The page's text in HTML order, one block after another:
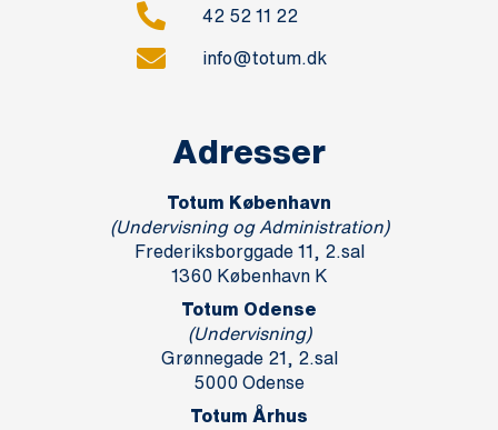
42 52 11 22
info@totum.dk
Adresser
Totum København
(Undervisning og Administration)
Frederiksborggade 11, 2.sal
1360 København K
Totum Odense
(Undervisning)
Grønnegade 21, 2.sal
5000 Odense
Totum Århus